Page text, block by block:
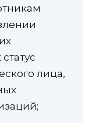
лица,